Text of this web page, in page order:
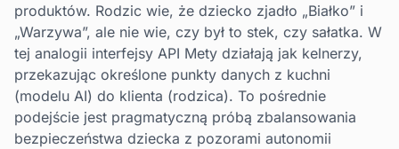
produktów. Rodzic wie, że dziecko zjadło „Białko” i
„Warzywa”, ale nie wie, czy był to stek, czy sałatka. W
tej analogii interfejsy API Mety działają jak kelnerzy,
przekazując określone punkty danych z kuchni
(modelu AI) do klienta (rodzica). To pośrednie
podejście jest pragmatyczną próbą zbalansowania
bezpieczeństwa dziecka z pozorami autonomii